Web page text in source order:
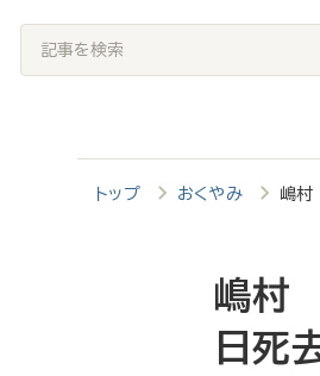
記
事
トップ おくやみ 嶋村
嶋村
日死